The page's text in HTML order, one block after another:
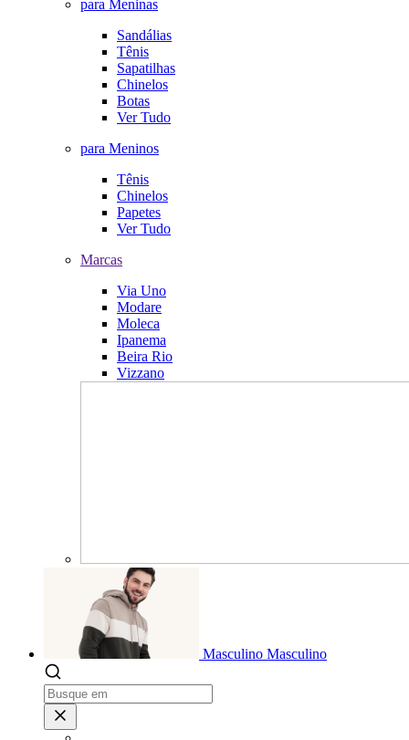
para Meninas
Sandálias
Tênis
Sapatilhas
Chinelos
Botas
Ver Tudo
para Meninos
Tênis
Chinelos
Papetes
Ver Tudo
Marcas
Via Uno
Modare
Moleca
Ipanema
Beira Rio
Vizzano
Masculino Masculino